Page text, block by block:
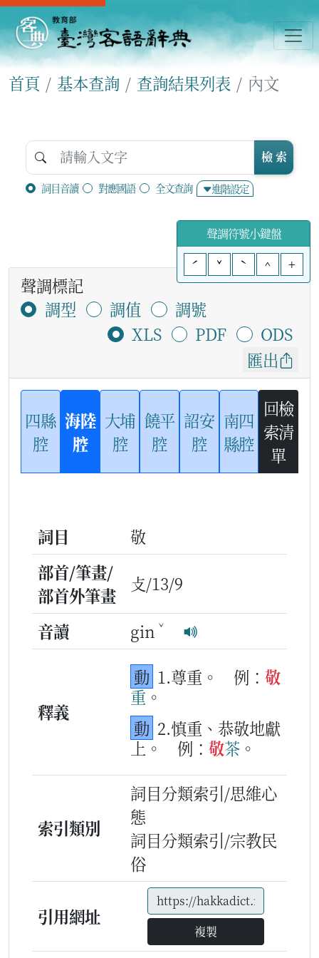
首頁 基本查詢 查詢結果列表 內文
詞目音讀 對應國語 全文查詢 進階設定
檢 索
聲調符號小鍵盤
ˊ
ˇ ˋ ^ +
聲調標記
調型
調值
調號
XLS
PDF
ODS
匯出
四縣
腔
海陸
腔
大埔
腔
饒平
腔
詔安
腔
南四
縣腔
回檢
索清
單
詞目
敬
部首/筆畫/
部首外筆畫
攴/13/9
音讀 gin ˇ
釋義
動 1.尊重。 例： 敬
重。
動 2.慎重、恭敬地獻
上。
例： 敬茶 。
索引類別
詞目分類索引/思維心
態
詞目分類索引/宗教民
俗
引用網址
複製